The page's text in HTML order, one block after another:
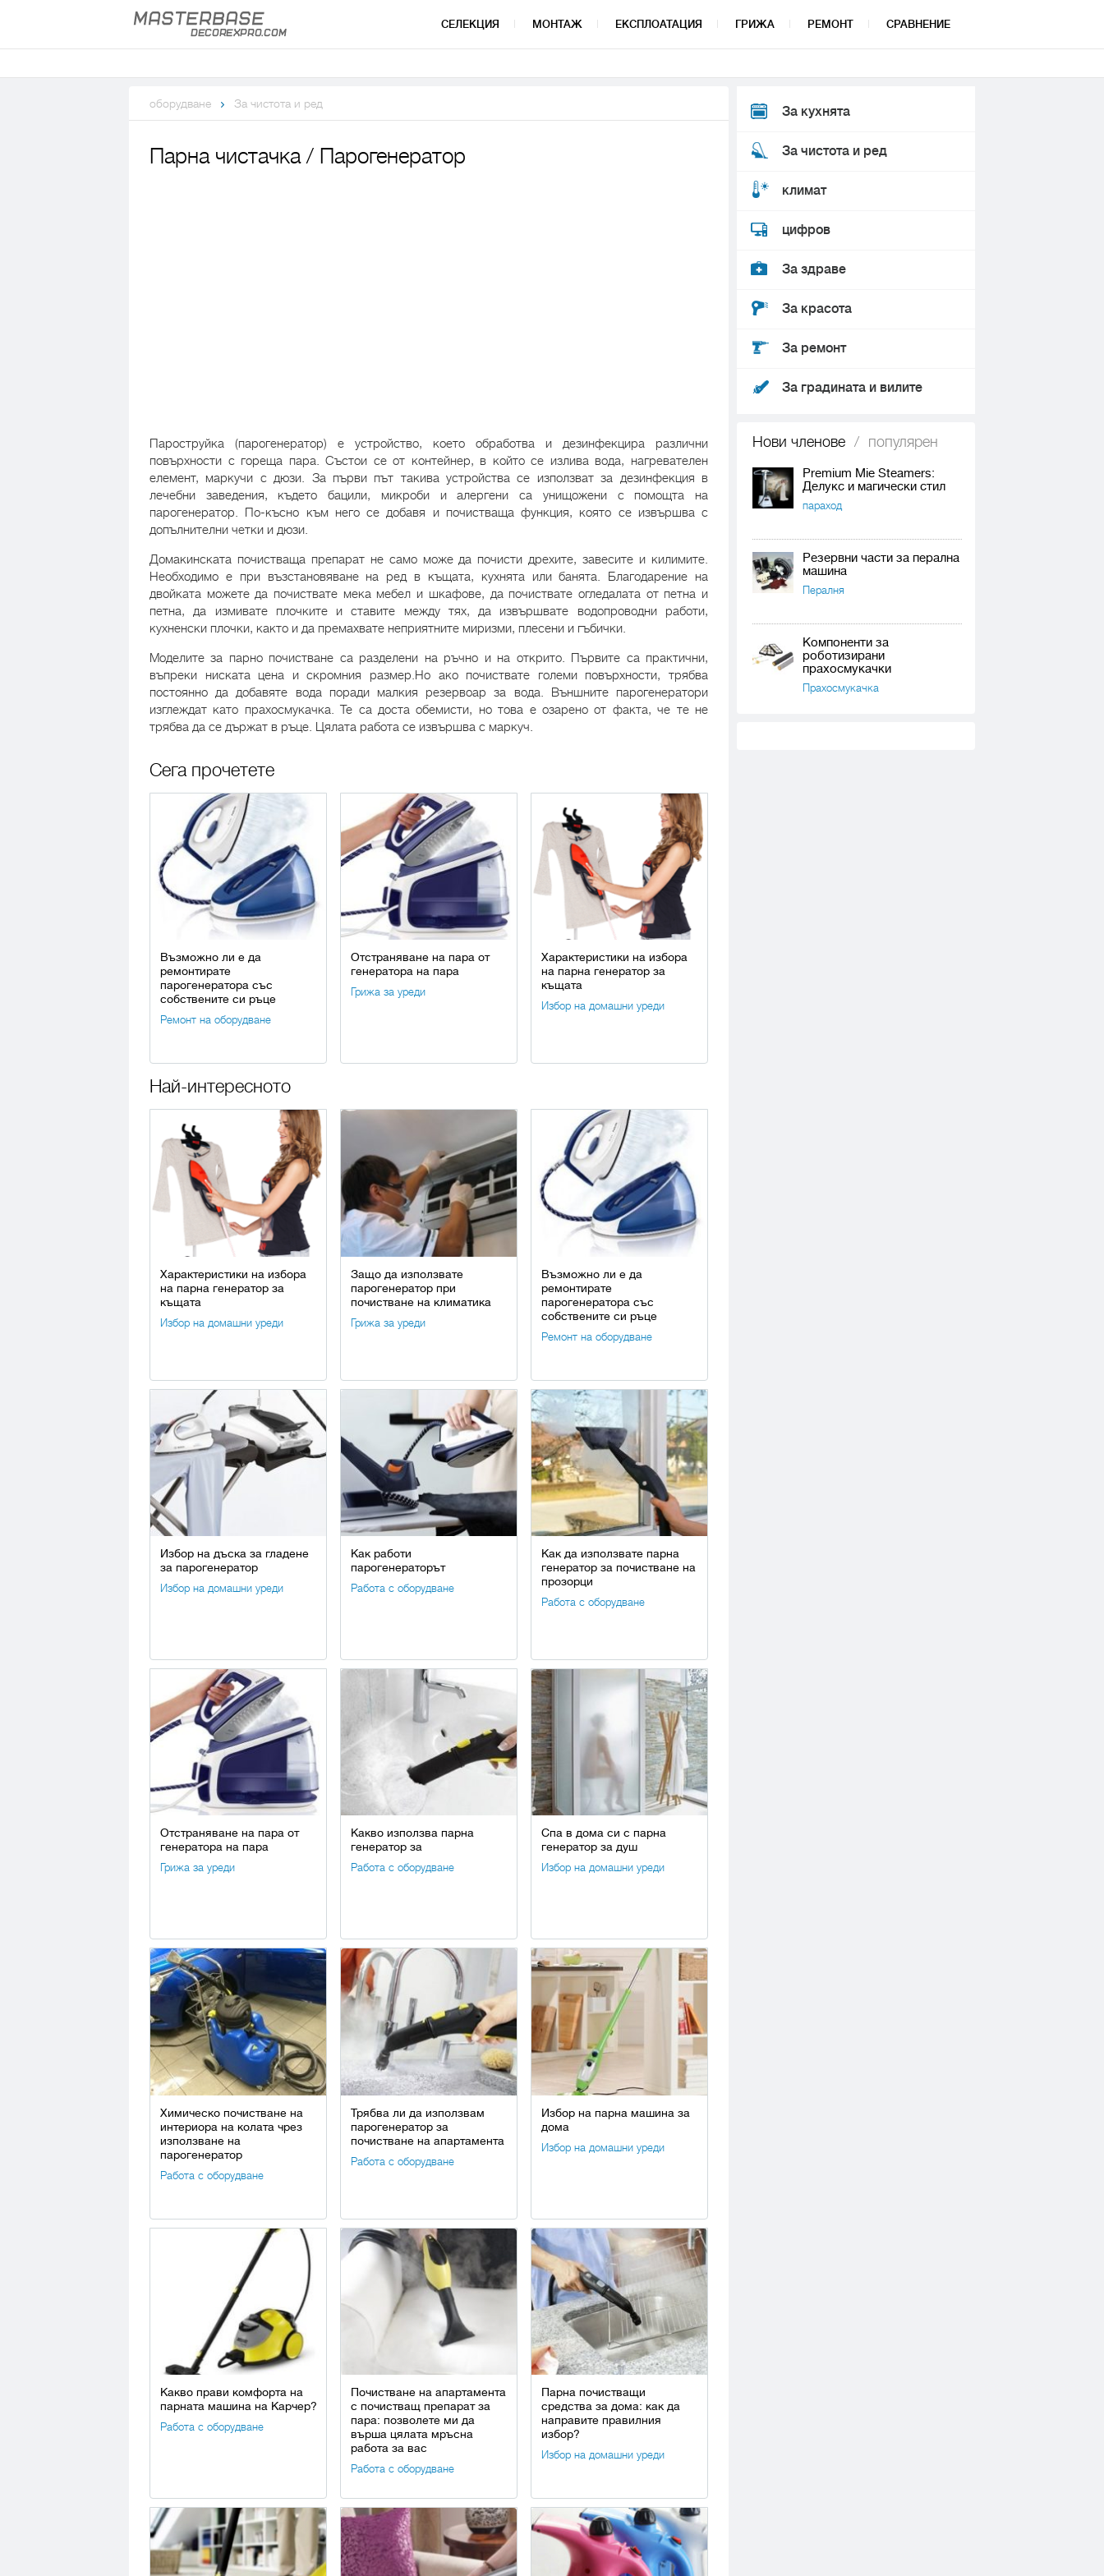
СЕЛЕКЦИЯ МОНТАЖ ЕКСПЛОАТАЦИЯ ГРИЖА РЕМОНТ СРАВНЕНИЕ
оборудване За чистота и ред
Парна чистачка / Парогенератор
Пароструйка (парогенератор) е устройство, което обработва и дезинфекцира различни
повърхности с гореща пара. Състои се от контейнер, в който се излива вода, нагревателен
елемент, маркучи с дюзи. За първи път такива устройства се използват за дезинфекция в
лечебни заведения, където бацили, микроби и алергени са унищожени с помощта на
парогенератор. По-късно към него се добавя и почистваща функция, която се извършва с
допълнителни четки и дюзи.
Домакинската почистваща препарат не само може да почисти дрехите, завесите и килимите.
Необходимо е при възстановяване на ред в къщата, кухнята или банята. Благодарение на
двойката можете да почиствате мека мебел и шкафове, да почиствате огледалата от петна и
петна, да измивате плочките и ставите между тях, да извършвате водопроводни работи,
кухненски плочки, както и да премахвате неприятните миризми, плесени и гъбички.
Моделите за парно почистване са разделени на ръчно и на открито. Първите са практични,
въпреки ниската цена и скромния размер.Но ако почиствате големи повърхности, трябва
постоянно да добавяте вода поради малкия резервоар за вода. Външните парогенератори
изглеждат като прахосмукачка. Те са доста обемисти, но това е озарено от факта, че те не
трябва да се държат в ръце. Цялата работа се извършва с маркуч.
Сега прочетете
Възможно ли е да
ремонтирате
парогенератора със
собствените си ръце
Ремонт на оборудване
Отстраняване на пара от
генератора на пара
Грижа за уреди
Характеристики на избора
на парна генератор за
къщата
Избор на домашни уреди
Най-интересното
Характеристики на избора
на парна генератор за
къщата
Избор на домашни уреди
Защо да използвате
парогенератор при
почистване на климатика
Грижа за уреди
Възможно ли е да
ремонтирате
парогенератора със
собствените си ръце
Ремонт на оборудване
Избор на дъска за гладене
за парогенератор
Избор на домашни уреди
Как работи
парогенераторът
Работа с оборудване
Как да използвате парна
генератор за почистване на
прозорци
Работа с оборудване
Отстраняване на пара от
генератора на пара
Грижа за уреди
Какво използва парна
генератор за
Работа с оборудване
Спа в дома си с парна
генератор за душ
Избор на домашни уреди
Химическо почистване на
интериора на колата чрез
използване на
парогенератор
Работа с оборудване
Трябва ли да използвам
парогенератор за
почистване на апартамента
Работа с оборудване
Избор на парна машина за
дома
Избор на домашни уреди
Какво прави комфорта на
парната машина на Карчер?
Работа с оборудване
Почистване на апартамента
с почистващ препарат за
пара: позволете ми да
върша цялата мръсна
работа за вас
Работа с оборудване
Парна почистващи
средства за дома: как да
направите правилния
избор?
Избор на домашни уреди
За кухнята
За чистота и ред
климат
цифров
За здраве
За красота
За ремонт
За градината и вилите
Нови членове / популярен
Premium Mie Steamers:
Делукс и магически стил
параход
Резервни части за перална
машина
Пералня
Компоненти за
роботизирани
прахосмукачки
Прахосмукачка